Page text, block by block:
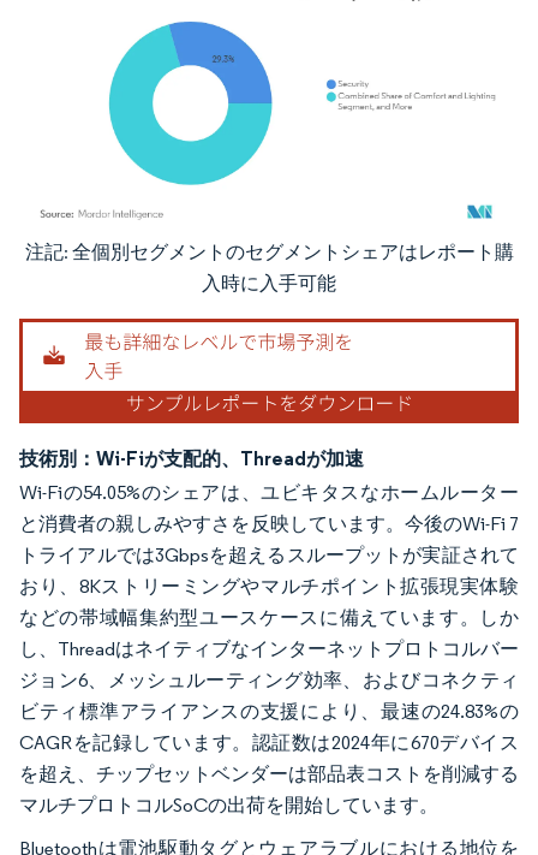
画像 © Mordor Intelligence。再利用にはCC BY 4.0の表示が必要です。
注記: 全個別セグメントのセグメントシェアはレポート購
入時に入手可能
技術別：Wi-Fiが支配的、Threadが加速
Wi-Fiの54.05%のシェアは、ユビキタスなホームルーター
と消費者の親しみやすさを反映しています。今後のWi-Fi 7
トライアルでは3Gbpsを超えるスループットが実証されて
おり、8Kストリーミングやマルチポイント拡張現実体験
などの帯域幅集約型ユースケースに備えています。しか
し、Threadはネイティブなインターネットプロトコルバー
ジョン6、メッシュルーティング効率、およびコネクティ
ビティ標準アライアンスの支援により、最速の24.83%の
CAGRを記録しています。認証数は2024年に670デバイス
を超え、チップセットベンダーは部品表コストを削減する
マルチプロトコルSoCの出荷を開始しています。
Bluetoothは電池駆動タグとウェアラブルにおける地位を